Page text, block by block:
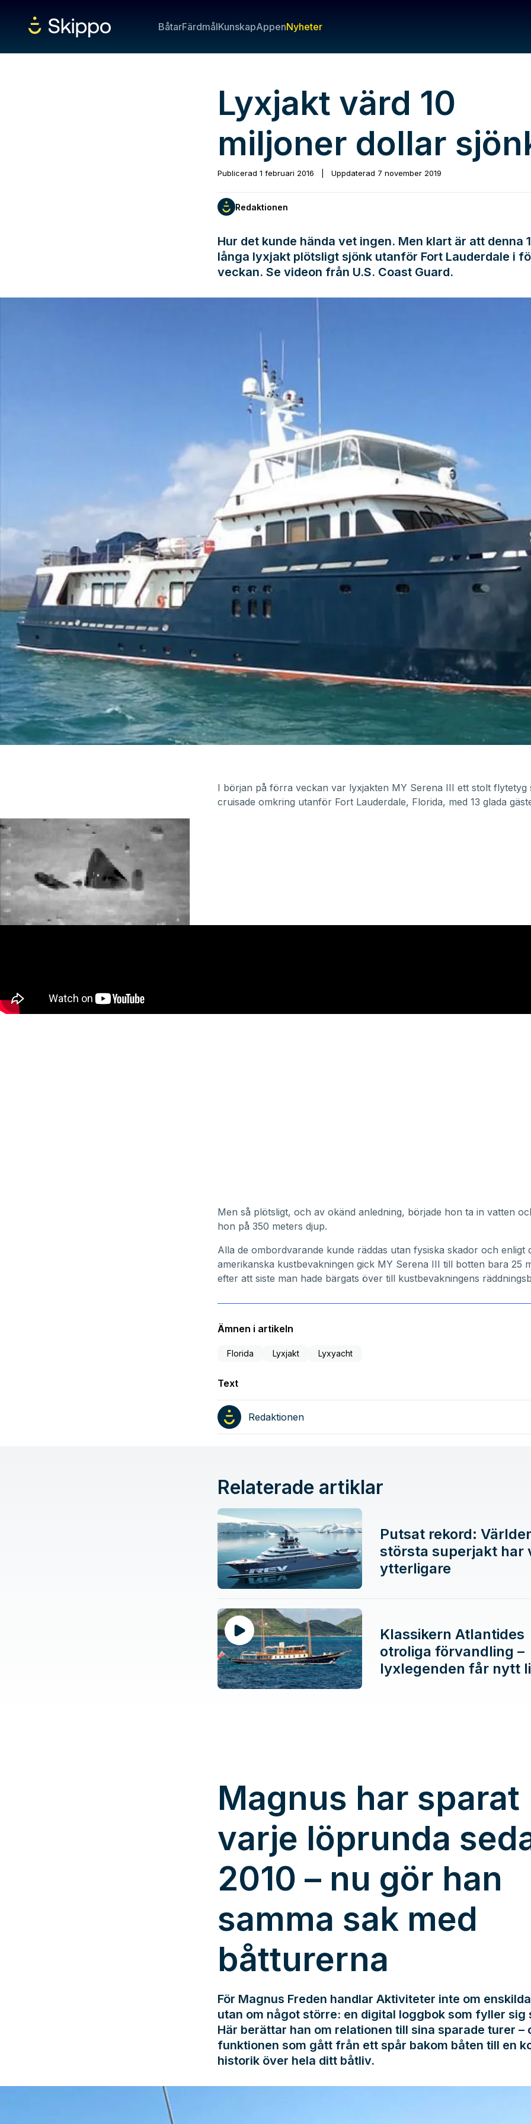
BåtarFärdmålKunskapAppenNyheter
Lyxjakt värd 10
miljoner dollar
Publicerad 1 februari 2016 Uppdaterad 7 november 2019
Redaktionen
Hur det kunde hända vet ingen. Men klart är att denna
långa lyxjakt plötsligt sjönk utanför Fort Lauderdale i
veckan. Se videon från U.S. Coast Guard.
I början på förra veckan var lyxjakten MY Serena III ett stolt flytetyg
cruisade omkring utanför Fort Lauderdale, Florida, med 13 glada
Men så plötsligt, och av okänd anledning, började hon ta in vatten
hon på 350 meters djup.
Alla de ombordvarande kunde räddas utan fysiska skador och enligt
amerikanska kustbevakningen gick MY Serena III till botten bara 25
efter att siste man hade bärgats över till kustbevakningens
Ämnen i artikeln
Florida Lyxjakt Lyxyacht
Text
Redaktionen
Relaterade artiklar
Putsat rekord:
största superjakt har
ytterligare
Klassikern Atlantides
otroliga förvandling –
lyxlegenden får nytt
Magnus har sparat
varje löprunda
2010 – nu gör han
samma sak med
båtturerna
För Magnus Freden handlar Aktiviteter inte om
utan om något större: en digital loggbok som fyller sig
Här berättar han om relationen till sina sparade turer –
funktionen som gått från ett spår bakom båten till en
historik över hela ditt båtliv.